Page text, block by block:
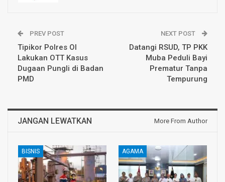
PREV POST
Tipikor Polres OI
Lakukan OTT Kasus
Dugaan Pungli di Badan
PMD
NEXT POST
Datangi RSUD, TP PKK
Muba Peduli Bayi
Prematur Tanpa
Tempurung
JANGAN LEWATKAN More From Author
BISNIS AGAMA